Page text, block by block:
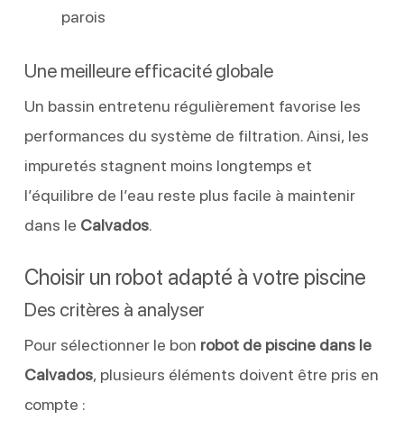
parois
Une meilleure efficacité globale
Un bassin entretenu régulièrement favorise les
performances du système de filtration. Ainsi, les
impuretés stagnent moins longtemps et
l’équilibre de l’eau reste plus facile à maintenir
dans le Calvados.
Choisir un robot adapté à votre piscine
Des critères à analyser
Pour sélectionner le bon robot de piscine dans le
Calvados, plusieurs éléments doivent être pris en
compte :